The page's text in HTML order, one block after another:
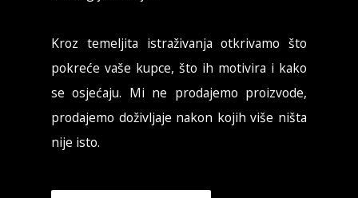
Kroz temeljita istraživanja otkrivamo što
pokreće vaše kupce, što ih motivira i kako
se osjećaju. Mi ne prodajemo proizvode,
prodajemo doživljaje nakon kojih više ništa
nije isto.